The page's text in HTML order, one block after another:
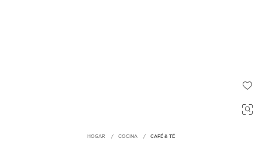
HOGAR COCINA CAFÉ & TÉ